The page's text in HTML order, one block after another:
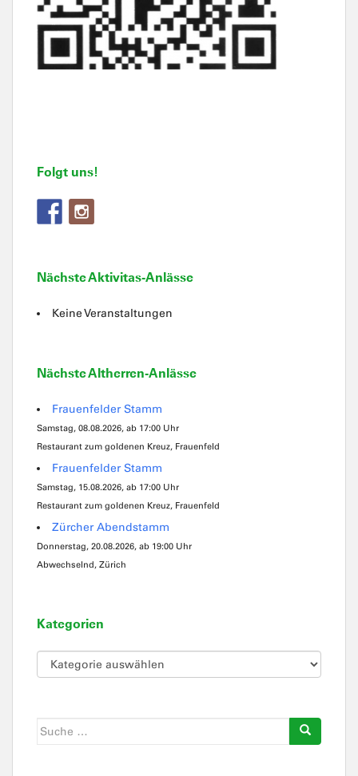
Folgt uns!
Nächste Aktivitas-Anlässe
Keine Veranstaltungen
Nächste Altherren-Anlässe
Frauenfelder Stamm
Samstag, 08.08.2026, ab 17:00 Uhr
Restaurant zum goldenen Kreuz, Frauenfeld
Frauenfelder Stamm
Samstag, 15.08.2026, ab 17:00 Uhr
Restaurant zum goldenen Kreuz, Frauenfeld
Zürcher Abendstamm
Donnerstag, 20.08.2026, ab 19:00 Uhr
Abwechselnd, Zürich
Kategorien
Kategorien
Suche